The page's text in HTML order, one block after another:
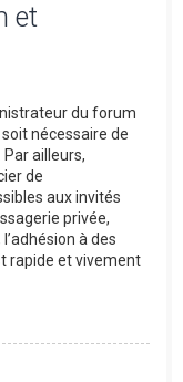
et
du forum
nécessaire de
ailleurs,
de
aux invités
privée,
à des
rapide et vivement